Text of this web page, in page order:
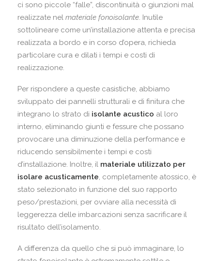
ci sono piccole “falle”, discontinuità o giunzioni mal
realizzate nel materiale fonoisolante. Inutile
sottolineare come un’installazione attenta e precisa
realizzata a bordo e in corso d’opera, richieda
particolare cura e dilati i tempi e costi di
realizzazione.
Per rispondere a queste casistiche, abbiamo
sviluppato dei pannelli strutturali e di finitura che
integrano lo strato di isolante acustico al loro
interno, eliminando giunti e fessure che possano
provocare una diminuzione della performance e
riducendo sensibilmente i tempi e costi
d’installazione. Inoltre, il materiale utilizzato per
isolare acusticamente, completamente atossico, è
stato selezionato in funzione del suo rapporto
peso/prestazioni, per ovviare alla necessità di
leggerezza delle imbarcazioni senza sacrificare il
risultato dell’isolamento.
A differenza da quello che si può immaginare, lo